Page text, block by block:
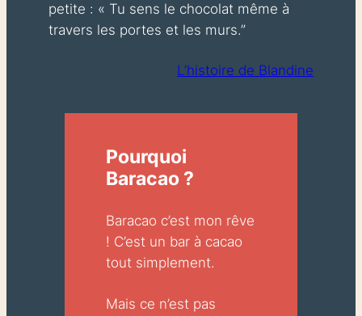
petite : « Tu sens le chocolat même à
travers les portes et les murs.”
L’histoire de Blandine
Pourquoi
Baracao ?
Baracao c’est mon rêve
! C’est un bar à cacao
tout simplement.
Mais ce n’est pas